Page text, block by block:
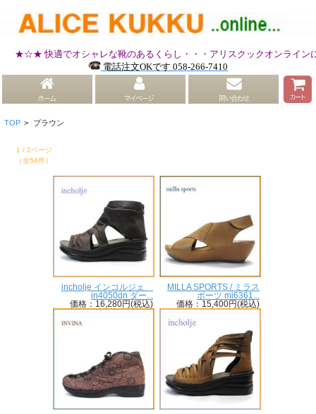
快適でオシャレな靴のあるくらし・・・アリスクックオンラインにご
電話注文OKです 058-266-7410
TOP > ブラウン
1 / 2ページ
（全54件）
incholje インコルジェ
in4050dn ダー...
価格：16,280円(税込)
MILLA SPORTS / ミラス
ポーツ mi6361...
価格：15,400円(税込)